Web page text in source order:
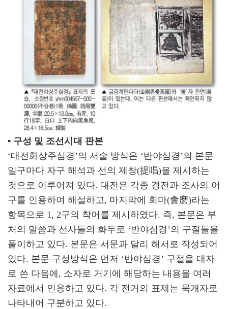
▪ 구성 및 조선시대 판본
‘대전화상주심경’의 서술 방식은 ‘반야심경’의 본문
일구마다 자구 해석과 선의 제창(提唱)을 제시하는
것으로 이루어져 있다. 대전은 각종 경전과 조사의 어
구를 인용하여 해설하고, 마지막에 회마(會麽)라는
항목으로 1, 2구의 착어를 제시하였다. 즉, 본문은 부
처의 말씀과 선사들의 화두로 ‘반야심경’의 구절들을
풀이하고 있다. 본문은 서문과 달리 해서로 작성되어
있다. 본문 구성방식은 먼저 ‘반야심경’ 구절을 대자
로 쓴 다음에, 소자로 거기에 해당하는 내용을 여러
자료에서 인용하고 있다. 각 전거의 표제는 묵개자로
나타내어 구분하고 있다.